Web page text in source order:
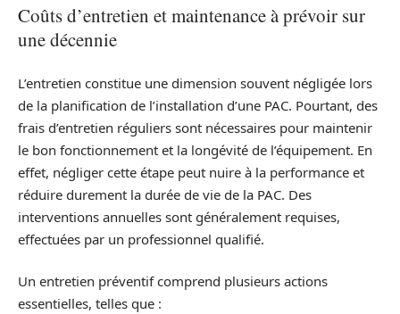
Coûts d’entretien et maintenance à prévoir sur
une décennie
L’entretien constitue une dimension souvent négligée lors
de la planification de l’installation d’une PAC. Pourtant, des
frais d’entretien réguliers sont nécessaires pour maintenir
le bon fonctionnement et la longévité de l’équipement. En
effet, négliger cette étape peut nuire à la performance et
réduire durement la durée de vie de la PAC. Des
interventions annuelles sont généralement requises,
effectuées par un professionnel qualifié.
Un entretien préventif comprend plusieurs actions
essentielles, telles que :